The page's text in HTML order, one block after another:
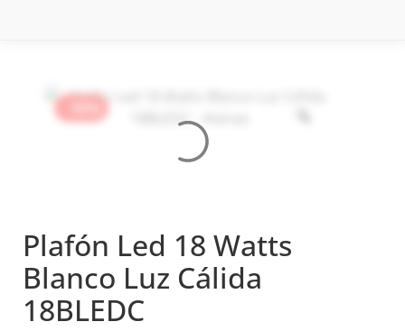
Plafón Led 18 Watts
Blanco Luz Cálida
18BLEDC